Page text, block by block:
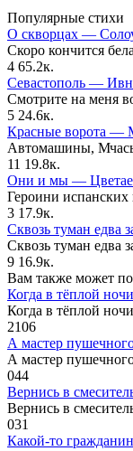
Популярные стихи
О скворцах —
Скоро кончится
4 65.2к.
Севастополь —
Смотрите на меня
5 24.6к.
Красные ворота —
Автомашины,
11 19.8к.
Они и мы —
Героини
3 17.9к.
Сквозь туман едва
Сквозь туман едва
9 16.9к.
Вам также может
Когда в тёплой
Когда в тёплой
2106
А мастер
А мастер
044
Вернись в
Вернись в
031
Какой-то